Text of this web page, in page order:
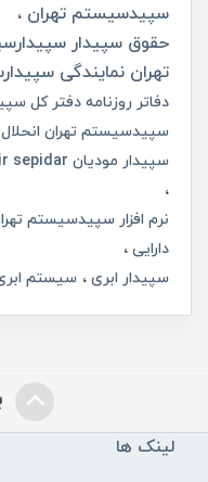
سپیدسیستم تهران
حقوق سپیدار
تهران نمایندگی
دفاتر روزنامه دفتر کل
سپیدسیستم تهران
سپیدار مودیان my tax gov ir sepidar نرم افزارمالی حسابداری
نرم افزار سپیدسیستم
دارایی
سپیدار ابری
سیستم
لینک ها